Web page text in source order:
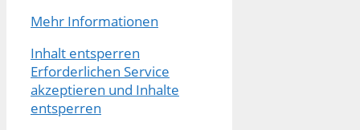
Mehr Informationen
Inhalt entsperren
Erforderlichen Service
akzeptieren und Inhalte
entsperren